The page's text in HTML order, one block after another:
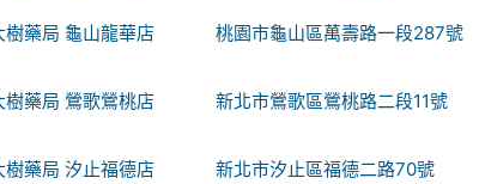
樹藥局 龜山龍華店 桃園市龜山區萬壽路一段287號
樹藥局 鶯歌鶯桃店 新北市鶯歌區鶯桃路二段11號
樹藥局 汐止福德店 新北市汐止區福德二路70號